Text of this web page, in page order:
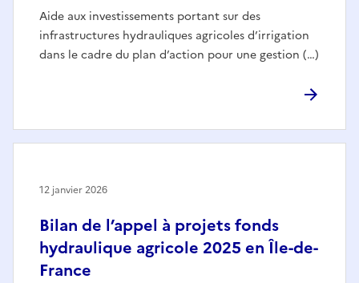
Aide aux investissements portant sur des
infrastructures hydrauliques agricoles d’irrigation
dans le cadre du plan d’action pour une gestion (…)
Bilan de l’appel à projets fonds
hydraulique agricole 2025 en Île-de-
France
12 janvier 2026